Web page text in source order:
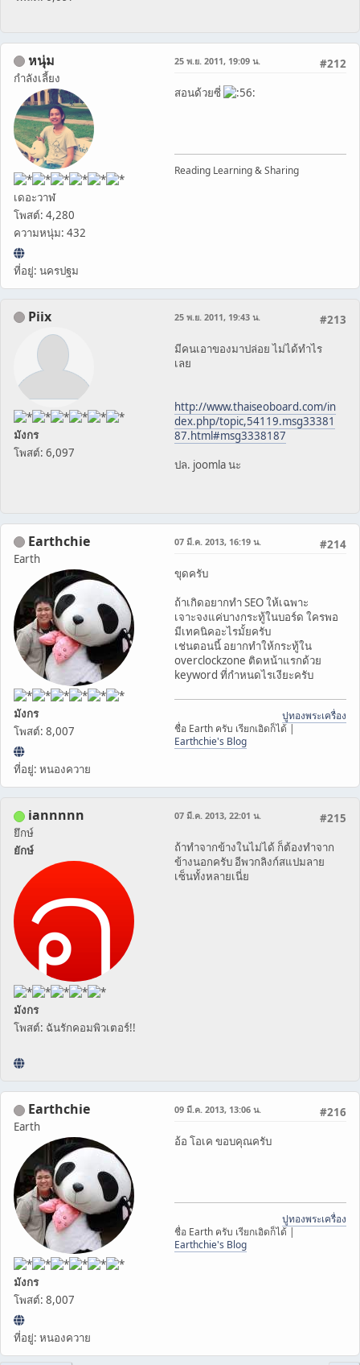
หนุ่ม
กำลังเลี้ยง
เดอะวาฬ
โพสต์: 4,280
ความหนุ่ม: 432
ที่อยู่: นครปฐม
#212
25 พ.ย. 2011, 19:09 น.
สอนด้วยซี่
Reading Learning & Sharing
Piix
มังกร
โพสต์: 6,097
#213
25 พ.ย. 2011, 19:43 น.
มีคนเอาของมาปล่อย ไม่ได้ทำไร
เลย
http://www.thaiseoboard.com/in
dex.php/topic,54119.msg33381
87.html#msg3338187
ปล. joomla นะ
Earthchie
Earth
มังกร
โพสต์: 8,007
ที่อยู่: หนองควาย
#214
07 มี.ค. 2013, 16:19 น.
ขุดครับ
ถ้าเกิดอยากทำ SEO ให้เฉพาะ
เจาะจงแค่บางกระทู้ในบอร์ด ใครพอ
มีเทคนิคอะไรมั้ยครับ
เช่นตอนนี้ อยากทำให้กระทู้ใน
overclockzone ติดหน้าแรกด้วย
keyword ที่กำหนดไรเงียะครับ
ปูทองพระเครื่อง
ชื่อ Earth ครับ เรียกเอิดก็ได้ |
Earthchie's Blog
iannnnn
ยึกษ์
ยักษ์
มังกร
โพสต์: ฉันรักคอมพิวเตอร์!!
#215
07 มี.ค. 2013, 22:01 น.
ถ้าทำจากข้างในไม่ได้ ก็ต้องทำจาก
ข้างนอกครับ อีพวกลิงก์สแปมลาย
เซ็นทั้งหลายเนี่ย
Earthchie
Earth
มังกร
โพสต์: 8,007
ที่อยู่: หนองควาย
#216
09 มี.ค. 2013, 13:06 น.
อ้อ โอเค ขอบคุณครับ
ปูทองพระเครื่อง
ชื่อ Earth ครับ เรียกเอิดก็ได้ |
Earthchie's Blog